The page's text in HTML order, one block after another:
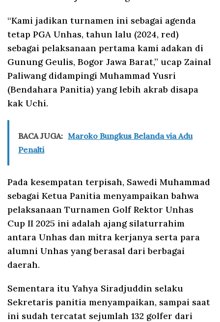
“Kami jadikan turnamen ini sebagai agenda
tetap PGA Unhas, tahun lalu (2024, red)
sebagai pelaksanaan pertama kami adakan di
Gunung Geulis, Bogor Jawa Barat,” ucap Zainal
Paliwang didampingi Muhammad Yusri
(Bendahara Panitia) yang lebih akrab disapa
kak Uchi.
BACA JUGA: Maroko Bungkus Belanda via Adu
Penalti
Pada kesempatan terpisah, Sawedi Muhammad
sebagai Ketua Panitia menyampaikan bahwa
pelaksanaan Turnamen Golf Rektor Unhas
Cup II 2025 ini adalah ajang silaturrahim
antara Unhas dan mitra kerjanya serta para
alumni Unhas yang berasal dari berbagai
daerah.
Sementara itu Yahya Siradjuddin selaku
Sekretaris panitia menyampaikan, sampai saat
ini sudah tercatat sejumlah 132 golfer dari